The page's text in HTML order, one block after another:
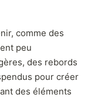
comme des
peu
des rebords
pour créer
des éléments